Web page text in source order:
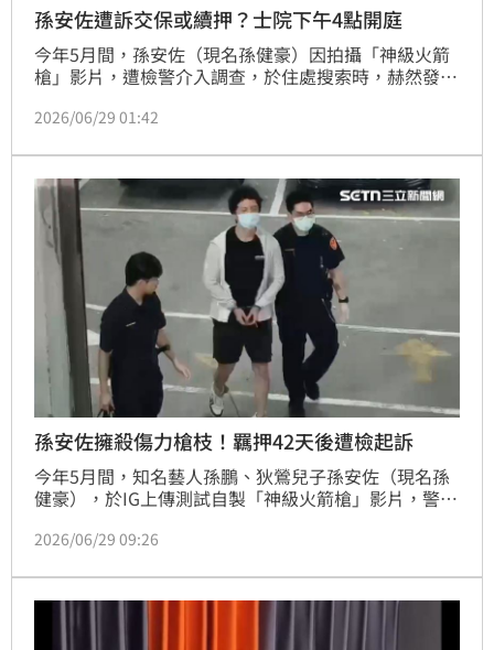
孫安佐遭訴交保或續押？士院下午4點開庭
今年5月間，孫安佐（現名孫健豪）因拍攝「神級火箭
槍」影片，遭檢警介入調查，於住處搜索時，赫然發現
向法院聲請羈押禁見獲准。孫安佐遭羈押42天後，今
嫌，對孫安佐提起公訴，並移審士林地院。今天下午4
點，法院將召開接押庭，裁定孫安佐是否繼續羈押、或
能交保返家。
2026/06/29 01:42
孫安佐擁殺傷力槍枝！羈押42天後遭檢起訴
今年5月間，知名藝人孫鵬、狄鶯兒子孫安佐（現名孫
健豪），於IG上傳測試自製「神級火箭槍」影片，警方
槍，認定孫安佐涉犯槍砲罪，向法院聲請羈押禁見獲
檢署依違反槍砲彈藥刀械管制條例等罪嫌，起訴孫安
佐、並移審士林地院。
2026/06/29 09:26